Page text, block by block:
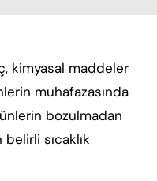
kimyasal maddeler
muhafazasında
bozulmadan
sıcaklık